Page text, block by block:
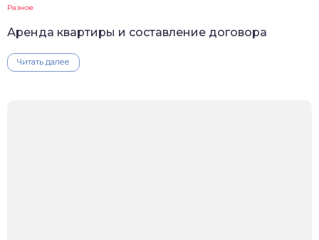
Разное
Аренда квартиры и составление договора
Читать далее